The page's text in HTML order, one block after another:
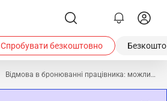
Спробувати безкоштовно
Відмова в бронюванні працівника: можливі шляхи вирішення ситуації